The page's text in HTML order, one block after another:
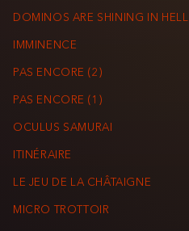
DOMINOS ARE SHINING IN HELL
IMMINENCE
PAS ENCORE (2)
PAS ENCORE (1)
OCULUS SAMURAI
ITINÉRAIRE
LE JEU DE LA CHÂTAIGNE
MICRO TROTTOIR